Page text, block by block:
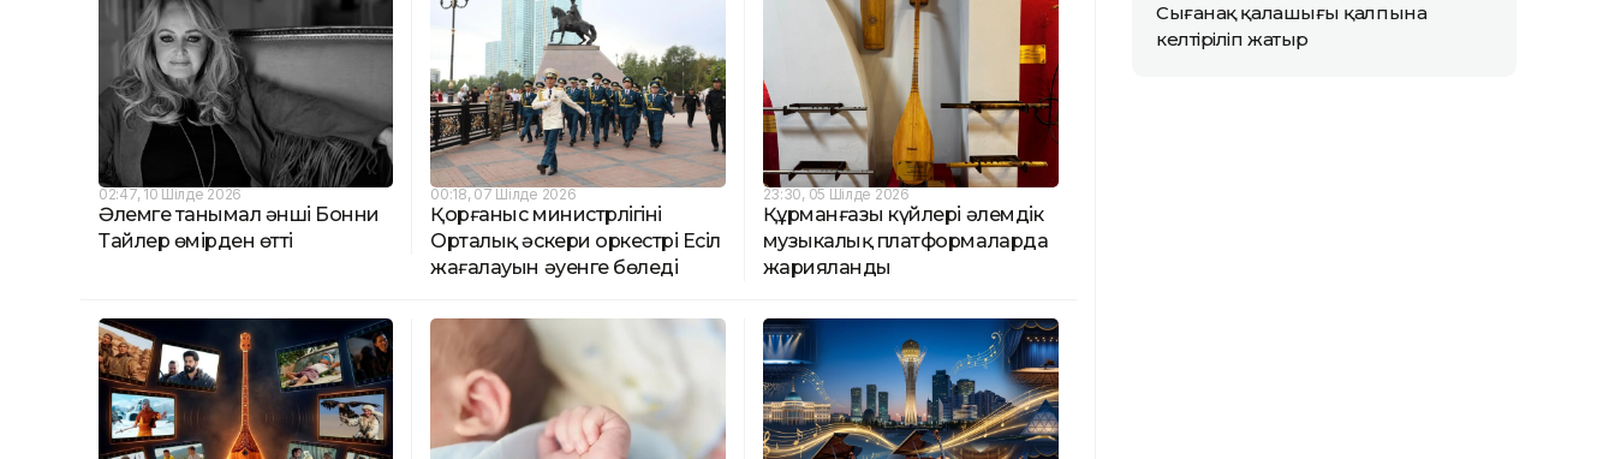
02:47, 10 Шілде 2026
Әлемге танымал әнші Бонни
Тайлер өмірден өтті
00:18, 07 Шілде 2026
Қорғаныс министрлігінің
Орталық әскери оркестрі Есіл
жағалауын әуенге бөледі
23:30, 05 Шілде 2026
Құрманғазы күйлері әлемдік
музыкалық платформаларда
жарияланды
Сығанақ қалашығы қалпына
келтіріліп жатыр